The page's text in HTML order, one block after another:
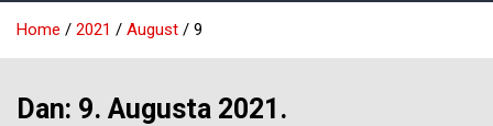
Home 2021 August 9
Dan: 9. Augusta 2021.